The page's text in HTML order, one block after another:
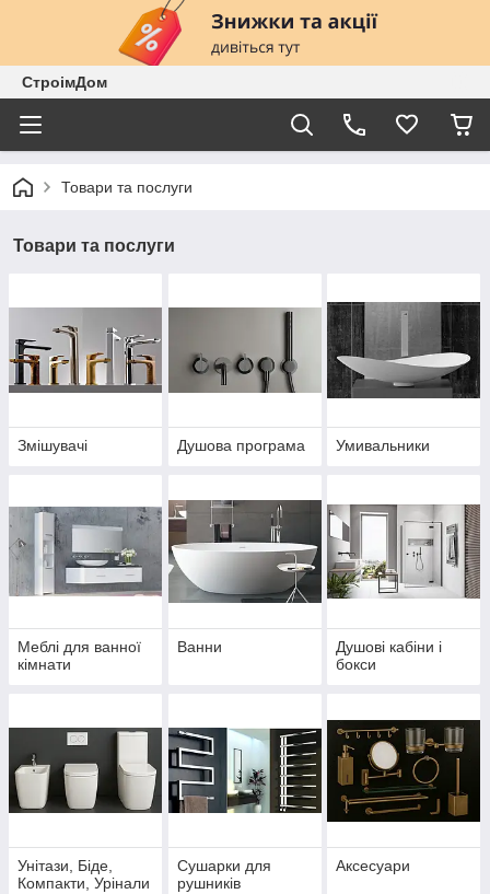
СтроімДом
Товари та послуги
Товари та послуги
Змішувачі Душова програма Умивальники
Меблі для ванної
кімнати
Ванни
Душові кабіни і
бокси
Унітази, Біде,
Компакти, Урінали
Сушарки для
рушників
Аксесуари